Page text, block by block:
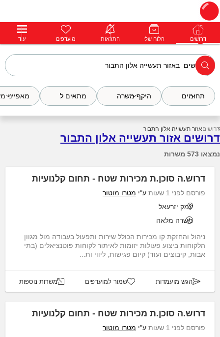
דרושים פרופילים הודעות פרימיום דרושים הלוח שלי התראות מועדפים עוד
תחומים היקף משרה מתאים ל מאפייני
דרושיםאזור תעשייה אלון התבור
דרושים אזור תעשייה אלון התבור
נמצאו 573 משרות
דרוש.ה סוכן.ת מכירות שטח - תחום קלנועיות
פורסם לפני 1 שעות ע"י מטרו מוטור
עמק יזרעאל
משרה מלאה
ניהול והחזקת קו מכירות הכולל שירות ותפעול בעבודה מול מגוון
הלקוחות ביצוע פעולות יזומות לאיתור לקוחות פוטנציאלים (בתי
אבות, קיבוצים ועוד) קיום פגישות, ליווי ות...
הגש מועמדות שמור למועדפים משרות נוספות
דרוש.ה סוכן.ת מכירות שטח - תחום קלנועיות
פורסם לפני 1 שעות ע"י מטרו מוטור